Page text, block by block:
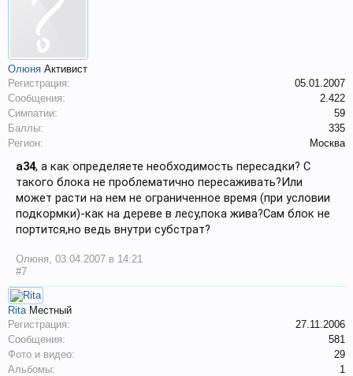
Олюня Активист
Регистрация:
05.01.2007
Сообщения:
2.422
Симпатии:
59
Баллы:
335
Регион:
Москва
a34, а как определяете необходимость пересадки? С
такого блока не проблематично пересаживать?Или
может расти на нем не ограниченное время (при условии
подкормки)-как на дереве в лесу,пока жива?Сам блок не
портится,но ведь внутри субстрат?
Олюня, 03.04.2007 в 14:21
#7
Rita Местный
Регистрация:
27.11.2006
Сообщения:
581
Фото и видео:
29
Альбомы:
1